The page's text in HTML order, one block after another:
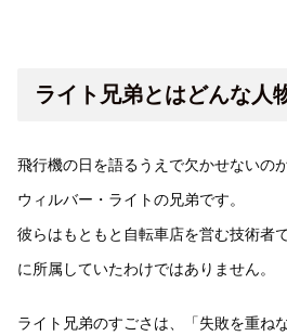
ライト兄弟とはどんな人
飛行機の日を語るうえで欠かせないの
ウィルバー・ライトの兄弟です。
彼らはもともと自転車店を営む技術者
に所属していたわけではありません。
ライト兄弟のすごさは、「失敗を重ね